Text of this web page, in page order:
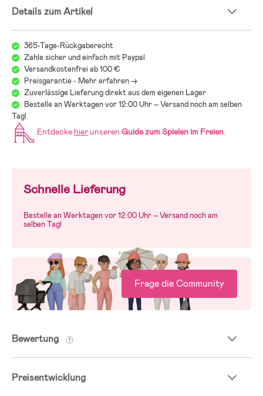
Details zum Artikel
365-Tage-Rückgaberecht
Zahle sicher und einfach mit Paypal
Versandkostenfrei ab 100 €
Preisgarantie - Mehr erfahren ->
Zuverlässige Lieferung direkt aus dem eigenen Lager
Bestelle an Werktagen vor 12:00 Uhr – Versand noch am selben
Tag!
Entdecke hier unseren Guide zum Spielen im Freien.
Schnelle Lieferung
Bestelle an Werktagen vor 12:00 Uhr – Versand noch am
selben Tag!
Frage die Community
Bewertung
Preisentwicklung